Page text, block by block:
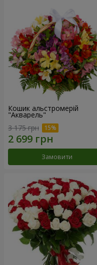
Кошик альстромерій
"Акварель"
3 175 грн
Замовити